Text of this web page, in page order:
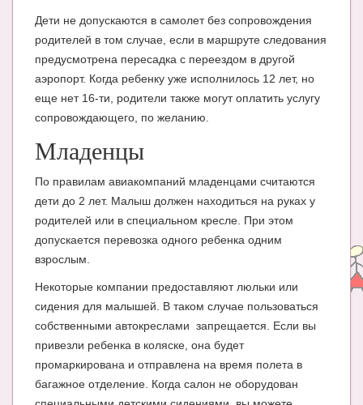
Дети не допускаются в самолет без сопровождения
родителей в том случае, если в маршруте следования
предусмотрена пересадка с переездом в другой
аэропорт. Когда ребенку уже исполнилось 12 лет, но
еще нет 16-ти, родители также могут оплатить услугу
сопровождающего, по желанию.
Младенцы
По правилам авиакомпаний младенцами считаются
дети до 2 лет. Малыш должен находиться на руках у
родителей или в специальном кресле. При этом
допускается перевозка одного ребенка одним
взрослым.
Некоторые компании предоставляют люльки или
сидения для малышей. В таком случае пользоваться
собственными автокреслами запрещается. Если вы
привезли ребенка в коляске, она будет
промаркирована и отправлена на время полета в
багажное отделение. Когда салон не оборудован